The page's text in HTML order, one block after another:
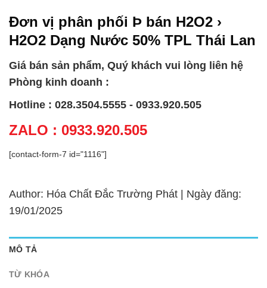
Đơn vị phân phối Þ bán H2O2 ›
H2O2 Dạng Nước 50% TPL Thái Lan
Giá bán sản phẩm, Quý khách vui lòng liên hệ
Phòng kinh doanh :
Hotline : 028.3504.5555 - 0933.920.505
ZALO : 0933.920.505
[contact-form-7 id="1116"]
Author: Hóa Chất Đắc Trường Phát | Ngày đăng:
19/01/2025
MÔ TẢ
TỪ KHÓA